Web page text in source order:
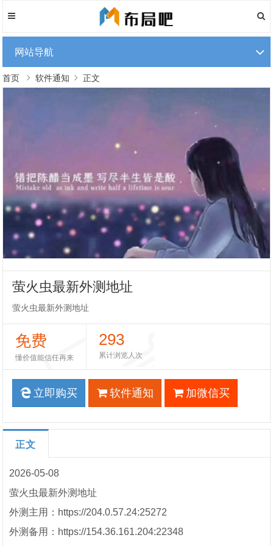
网站导航
首页 软件通知 正文
萤火虫最新外测地址
萤火虫最新外测地址
免费
懂价值能信任再来
293
累计浏览人次
立即购买 软件通知 加微信买
正文
2026-05-08
萤火虫最新外测地址
外测主用：https://204.0.57.24:25272
外测备用：https://154.36.161.204:22348